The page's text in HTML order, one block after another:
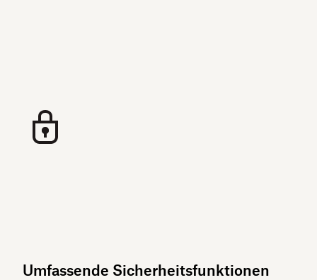
Umfassende Sicherheitsfunktionen